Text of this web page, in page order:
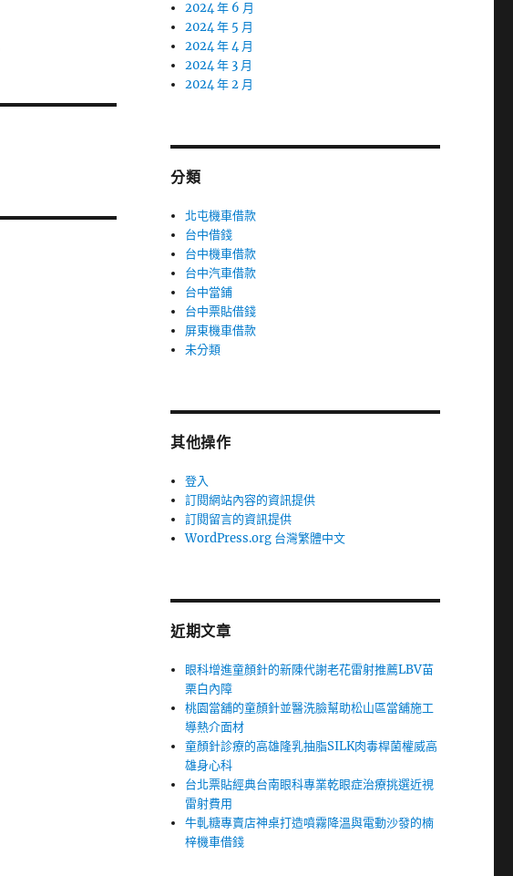
2024 年 6 月
2024 年 5 月
2024 年 4 月
2024 年 3 月
2024 年 2 月
分類
北屯機車借款
台中借錢
台中機車借款
台中汽車借款
台中當鋪
台中票貼借錢
屏東機車借款
未分類
其他操作
登入
訂閱網站內容的資訊提供
訂閱留言的資訊提供
WordPress.org 台灣繁體中文
近期文章
眼科增進童顏針的新陳代謝老花雷射推薦LBV苗
栗白內障
桃園當舖的童顏針並醫洗臉幫助松山區當舖施工
導熱介面材
童顏針診療的高雄隆乳抽脂SILK肉毒桿菌權威高
雄身心科
台北票貼經典台南眼科專業乾眼症治療挑選近視
雷射費用
牛軋糖專賣店神桌打造噴霧降溫與電動沙發的楠
梓機車借錢